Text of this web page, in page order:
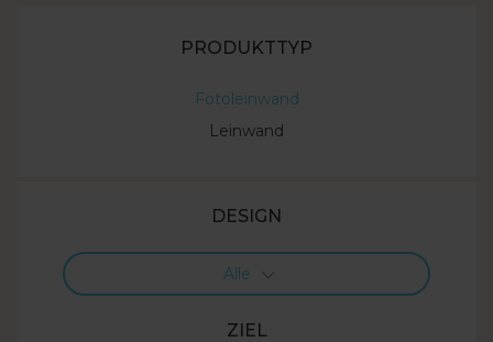
PRODUKTTYP
Fotoleinwand
Leinwand
DESIGN
Alle
ZIEL